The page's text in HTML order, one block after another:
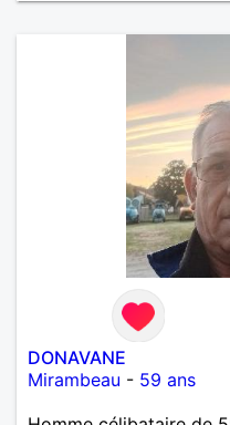
DONAVANE
Mirambeau - 59 ans